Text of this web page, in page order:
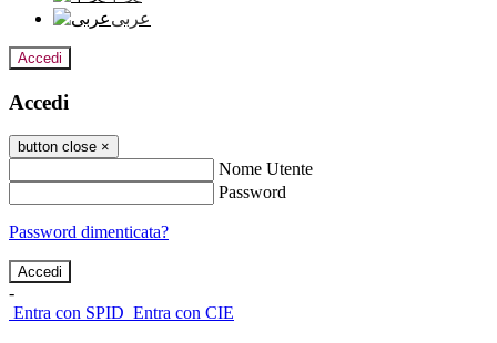
عربى
Accedi
Accedi
button close ×
Nome Utente
Password
Password dimenticata?
-
Entra con SPID Entra con CIE